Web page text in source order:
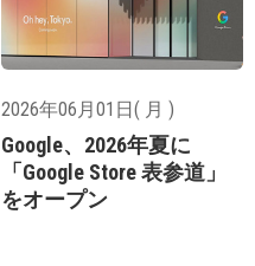
2026年06月01日( 月 )
Google、2026年夏に
「Google Store 表参道」
をオープン